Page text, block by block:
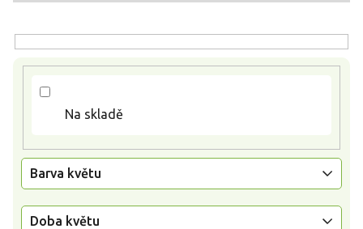
Na skladě
Barva květu
Doba květu
u